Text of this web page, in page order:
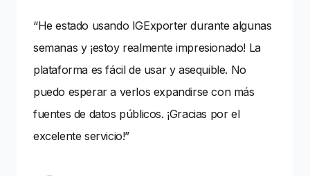
“He estado usando IGExporter durante algunas
semanas y ¡estoy realmente impresionado! La
plataforma es fácil de usar y asequible. No
puedo esperar a verlos expandirse con más
fuentes de datos públicos. ¡Gracias por el
excelente servicio!”